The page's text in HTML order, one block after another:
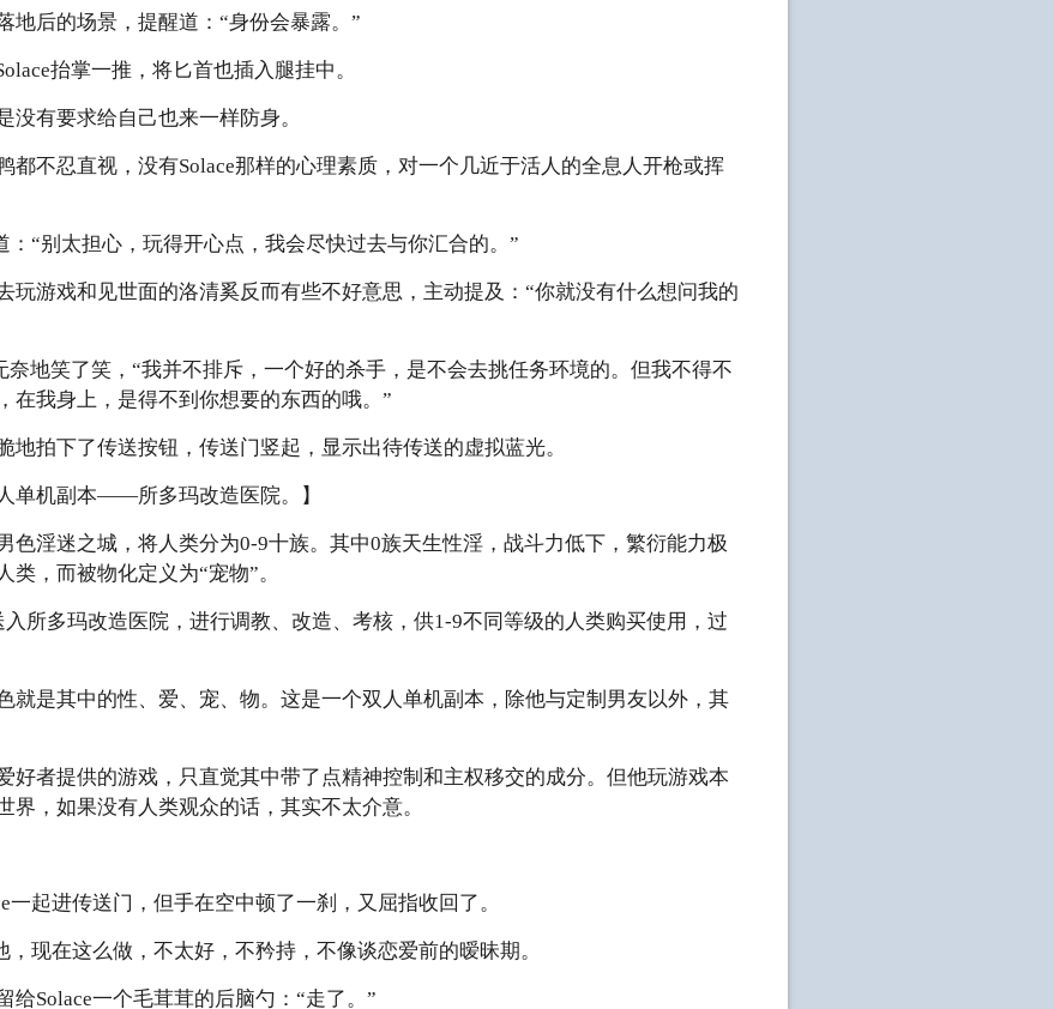
地后的场景，提醒道：“身份会暴露。”
抬掌一推，将匕首也插入腿挂中。
没有要求给自己也来一样防身。
都不忍直视，没有Solace那样的心理素质，对一个几近于活人的全息人开枪或挥
：“别太担心，玩得开心点，我会尽快过去与你汇合的。”
玩游戏和见世面的洛清奚反而有些不好意思，主动提及：“你就没有什么想问我的
奈地笑了笑，“我并不排斥，一个好的杀手，是不会去挑任务环境的。但我不得不
在我身上，是得不到你想要的东西的哦。”
地拍下了传送按钮，传送门竖起，显示出待传送的虚拟蓝光。
单机副本——所多玛改造医院。】
色淫迷之城，将人类分为0-9十族。其中0族天生性淫，战斗力低下，繁衍能力极
，而被物化定义为“宠物”。
所多玛改造医院，进行调教、改造、考核，供1-9不同等级的人类购买使用，过
就是其中的性、爱、宠、物。这是一个双人单机副本，除他与定制男友以外，其
好者提供的游戏，只直觉其中带了点精神控制和主权移交的成分。但他玩游戏本
界，如果没有人类观众的话，其实不太介意。
一起进传送门，但手在空中顿了一刹，又屈指收回了。
，现在这么做，不太好，不矜持，不像谈恋爱前的暧昧期。
给Solace一个毛茸茸的后脑勺：“走了。”